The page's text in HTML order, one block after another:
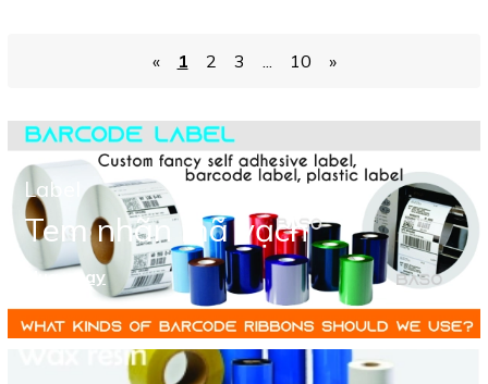
« 1 2 3 ... 10 »
Label
Tem nhãn mã vạch
Mua ngay